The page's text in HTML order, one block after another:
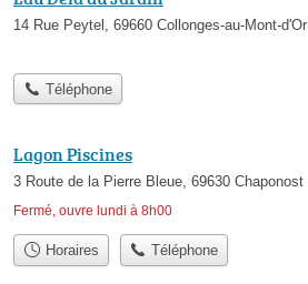
14 Rue Peytel, 69660 Collonges-au-Mont-d'Or
Téléphone
Lagon Piscines
3 Route de la Pierre Bleue, 69630 Chaponost
Fermé, ouvre lundi à 8h00
Horaires Téléphone